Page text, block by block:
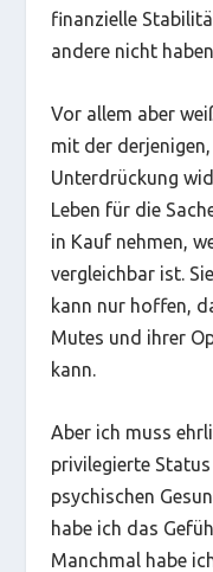
finanzielle
andere nicht
Vor allem aber
mit der
Unterdrückung
Leben für die
in Kauf nehmen,
vergleichbar ist.
kann nur hoffen,
Mutes und ihrer
kann.
Aber ich muss
privilegierte
psychischen
habe ich das
Manchmal habe